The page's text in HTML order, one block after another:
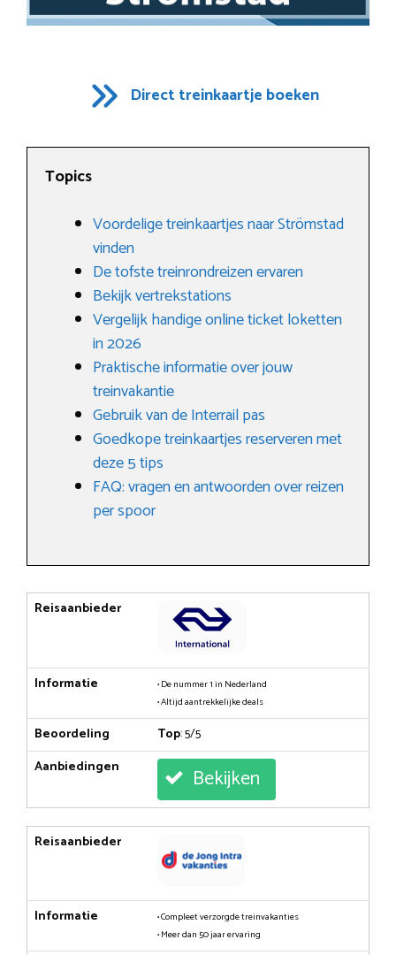
Direct treinkaartje boeken
Topics
Voordelige treinkaartjes naar Strömstad
vinden
De tofste treinrondreizen ervaren
Bekijk vertrekstations
Vergelijk handige online ticket loketten
in 2026
Praktische informatie over jouw
treinvakantie
Gebruik van de Interrail pas
Goedkope treinkaartjes reserveren met
deze 5 tips
FAQ: vragen en antwoorden over reizen
per spoor
Reisaanbieder
Informatie
• De nummer 1 in Nederland
• Altijd aantrekkelijke deals
Beoordeling Top: 5/5
Aanbiedingen
Bekijken
Reisaanbieder
Informatie
• Compleet verzorgde treinvakanties
• Meer dan 50 jaar ervaring